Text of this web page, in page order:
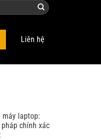
Liên hệ
máy laptop:
chính xác